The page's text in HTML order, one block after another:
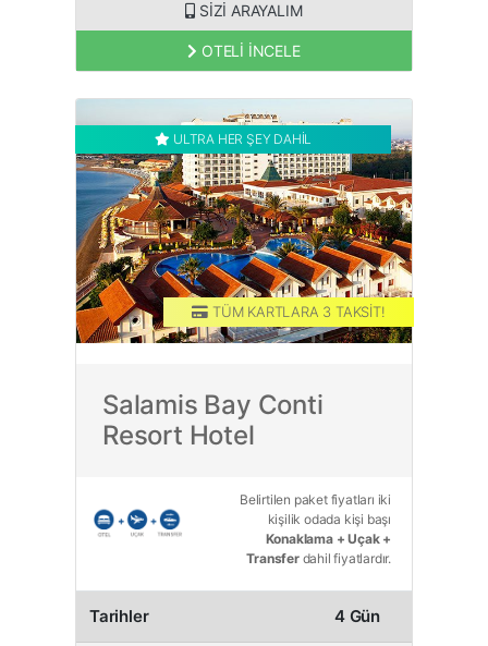
SİZİ ARAYALIM
OTELİ İNCELE
ULTRA HER ŞEY DAHİL
TÜM KARTLARA 3 TAKSİT!
Salamis Bay Conti
Resort Hotel
Belirtilen paket fiyatları iki
kişilik odada kişi başı
Konaklama + Uçak +
Transferdahil fiyatlardır.
Tarihler 4 Gün